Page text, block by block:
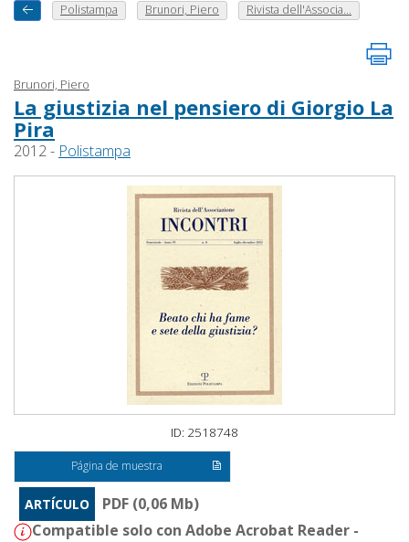
Polistampa Brunori, Piero Rivista dell'Associa...
Brunori, Piero
La giustizia nel pensiero di Giorgio La
Pira
2012 - Polistampa
ID: 2518748
Página de muestra
ARTÍCULO
PDF (0,06 Mb)
Compatible solo con Adobe Acrobat Reader -